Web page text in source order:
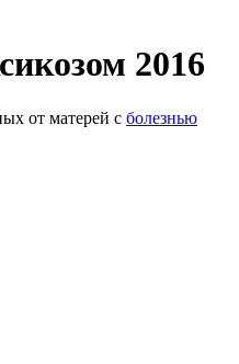
2016
от матерей с болезнью